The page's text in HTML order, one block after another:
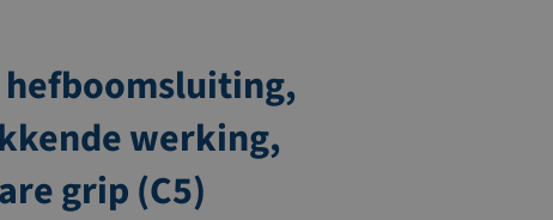
werking,
grip (C5)